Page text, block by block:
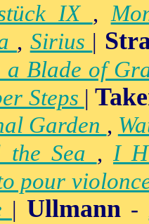
IX ,
, Sirius |
a Blade of
Steps |
Garden ,
the Sea ,I
pour
|Ullmann -